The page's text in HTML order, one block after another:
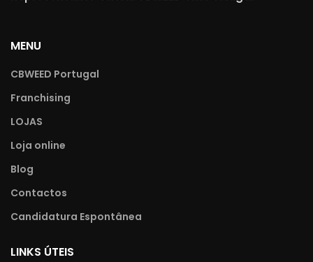
MENU
CBWEED Portugal
Franchising
LOJAS
Loja online
Blog
Contactos
Candidatura Espontânea
LINKS ÚTEIS